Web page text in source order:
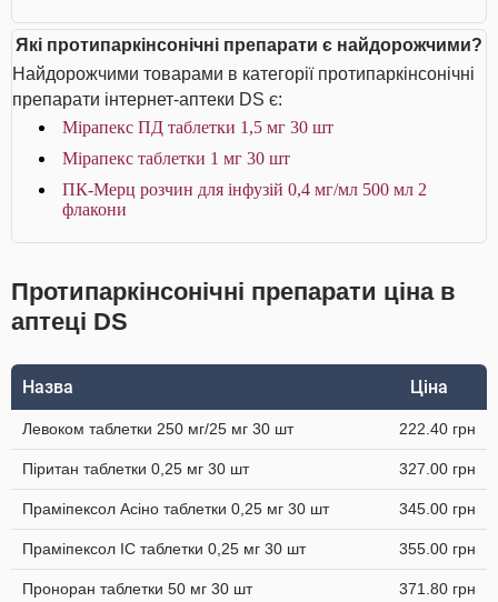
Які протипаркінсонічні препарати є найдорожчими?
Найдорожчими товарами в категорії протипаркінсонічні
препарати інтернет-аптеки DS є:
Мірапекс ПД таблетки 1,5 мг 30 шт
Мірапекс таблетки 1 мг 30 шт
ПК-Мерц розчин для інфузій 0,4 мг/мл 500 мл 2
флакони
Протипаркінсонічні препарати ціна в
аптеці DS
Назва Ціна
Левоком таблетки 250 мг/25 мг 30 шт 222.40 грн
Піритан таблетки 0,25 мг 30 шт 327.00 грн
Праміпексол Асіно таблетки 0,25 мг 30 шт 345.00 грн
Праміпексол IC таблетки 0,25 мг 30 шт 355.00 грн
Проноран таблетки 50 мг 30 шт 371.80 грн